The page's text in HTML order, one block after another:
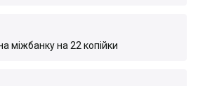
міжбанку на 22 копійки